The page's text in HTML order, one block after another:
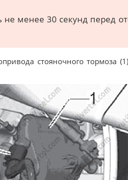
менее 30 секунд перед
стояночного тормоза